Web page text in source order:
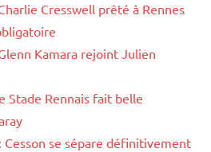
Cresswell prêté à Rennes
Kamara rejoint Julien
Stade Rennais fait belle
Cesson se sépare définitivement